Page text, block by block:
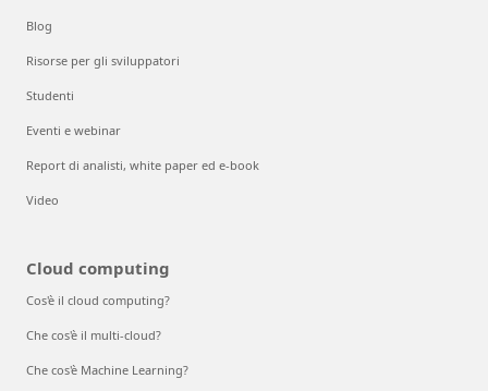
Blog
Risorse per gli sviluppatori
Studenti
Eventi e webinar
Report di analisti, white paper ed e-book
Video
Cloud computing
Cos'è il cloud computing?
Che cos'è il multi-cloud?
Che cos'è Machine Learning?